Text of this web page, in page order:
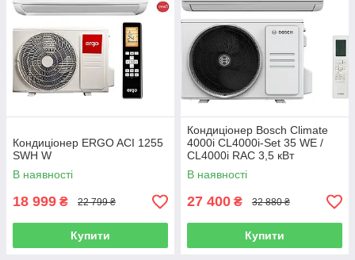
Кондиціонер ERGO ACI 1255
SWН W
В наявності
18 999 ₴ 22 799 ₴
Купити
Кондиціонер Bosch Climate
4000i CL4000i-Set 35 WE /
CL4000i RAC 3,5 кВт
В наявності
27 400 ₴ 32 880 ₴
Купити